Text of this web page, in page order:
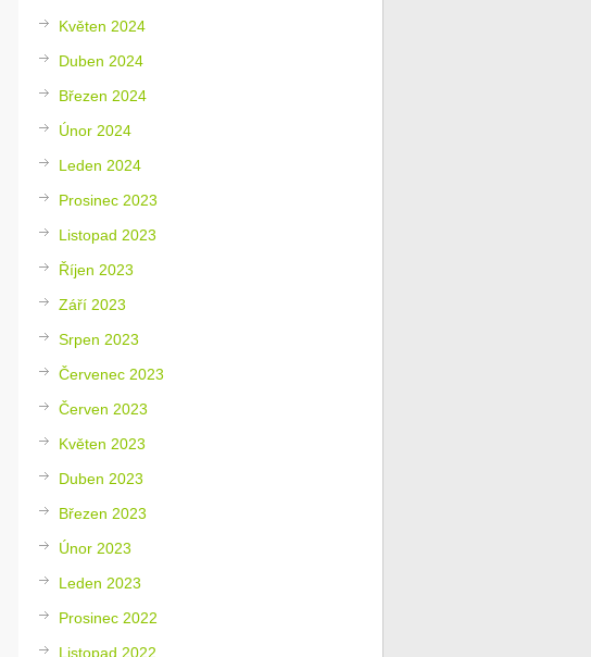
Květen 2024
Duben 2024
Březen 2024
Únor 2024
Leden 2024
Prosinec 2023
Listopad 2023
Říjen 2023
Září 2023
Srpen 2023
Červenec 2023
Červen 2023
Květen 2023
Duben 2023
Březen 2023
Únor 2023
Leden 2023
Prosinec 2022
Listopad 2022